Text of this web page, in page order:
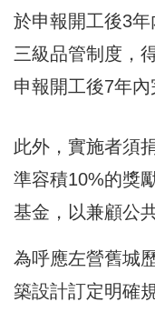
於申報開工後3
三級品管制度，
申報開工後7年內
此外，實施者須
準容積10%的獎
基金，以兼顧公
為呼應左營舊城
築設計訂定明確